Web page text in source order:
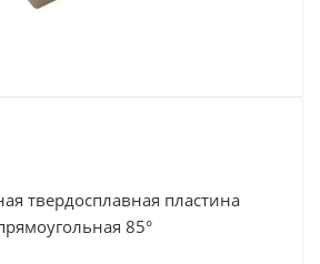
твердосплавная пластина
85°